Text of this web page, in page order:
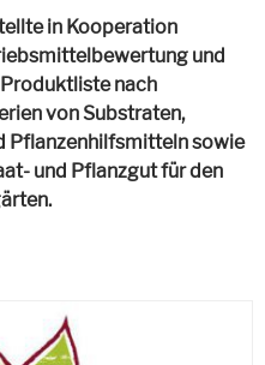
in Kooperation
und
nach
von Substraten,
Pflanzenhilfsmitteln sowie
und Pflanzgut für den